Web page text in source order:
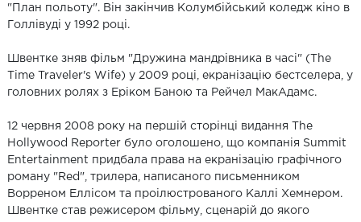
"План польоту". Він закінчив Колумбійський коледж кіно в
Голлівуді у 1992 році.
Швентке зняв фільм "Дружина мандрівника в часі" (The
Time Traveler's Wife) у 2009 році, екранізацію бестселера, у
головних ролях з Еріком Баною та Рейчел МакАдамс.
12 червня 2008 року на першій сторінці видання The
Hollywood Reporter було оголошено, що компанія Summit
Entertainment придбала права на екранізацію графічного
роману "Red", трилера, написаного письменником
Ворреном Еллісом та проілюстрованого Каллі Хемнером.
Швентке став режисером фільму, сценарій до якого